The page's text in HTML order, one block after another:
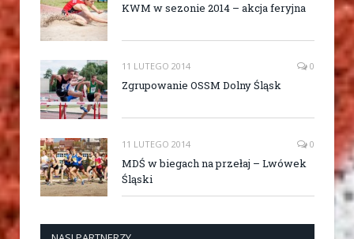
KWM w sezonie 2014 – akcja feryjna
11 LUTEGO 2014 0
Zgrupowanie OSSM Dolny Śląsk
11 LUTEGO 2014 0
MDŚ w biegach na przełaj – Lwówek
Śląski